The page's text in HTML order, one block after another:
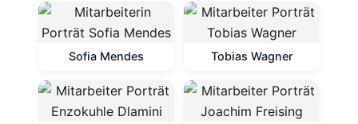
Sofia Mendes Tobias Wagner